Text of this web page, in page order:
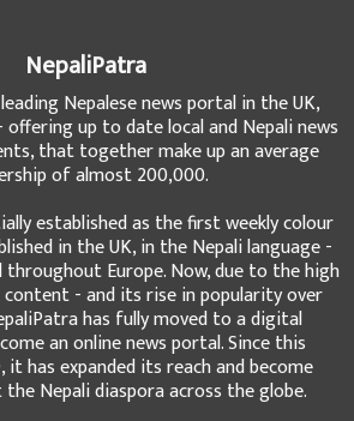
NepaliPatra
Nepalese news portal in the UK,
offering up to date local and Nepali news
that together make up an average
of almost 200,000.
established as the first weekly colour
in the UK, in the Nepali language -
Europe. Now, due to the high
- and its rise in popularity over
has fully moved to a digital
an online news portal. Since this
has expanded its reach and become
Nepali diaspora across the globe.